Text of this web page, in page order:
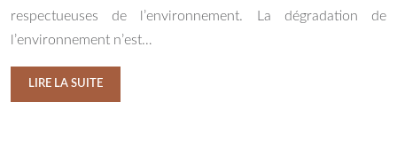
respectueuses de l’environnement. La dégradation de
l’environnement n’est…
LIRE LA SUITE